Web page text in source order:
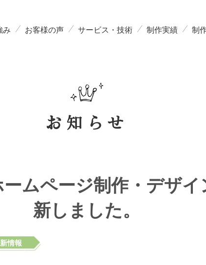
み お客様の声 サービス・技術 制作実績 制
お知らせ
ムページ制作・デザ
新しました。
情報